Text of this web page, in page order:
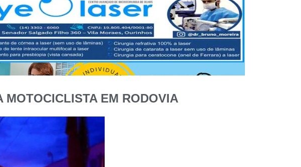
MOTOCICLISTA EM RODOVIA